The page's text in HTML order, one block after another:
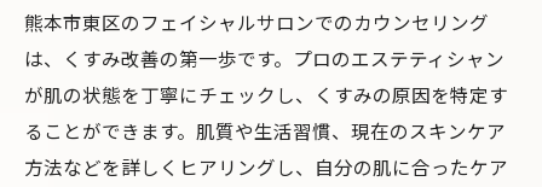
サロンで教わるセルフケアテクニック
くすみ知らずの肌を手に入れるためのポイ
ント
エステティシャン直伝！くすみを防ぐ生活
習慣
熊本市東区のフェイシャルサロンでのカウンセリング
は、くすみ改善の第一歩です。プロのエステティシャン
が肌の状態を丁寧にチェックし、くすみの原因を特定す
ることができます。肌質や生活習慣、現在のスキンケア
方法などを詳しくヒアリングし、自分の肌に合ったケア